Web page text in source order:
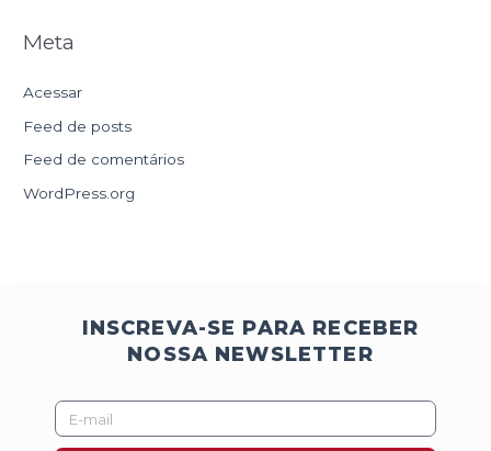
Meta
Acessar
Feed de posts
Feed de comentários
WordPress.org
INSCREVA-SE PARA RECEBER
NOSSA NEWSLETTER
E-
mail